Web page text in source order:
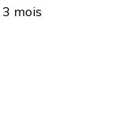
3 mois